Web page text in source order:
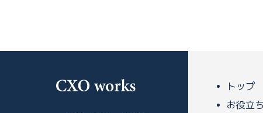
トップ
お役立